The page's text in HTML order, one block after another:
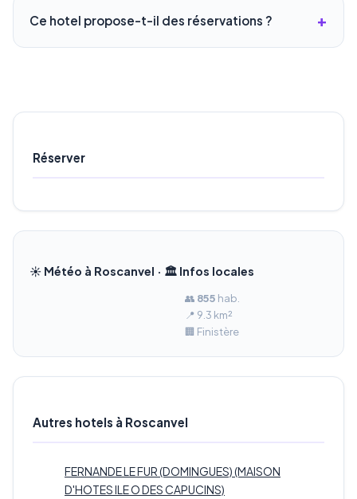
Ce hotel propose-t-il des réservations ?
Réserver
☀️ Météo à Roscanvel · 🏛️ Infos locales
👥 855 hab.
📍 9.3 km²
🏢 Finistère
Autres hotels à Roscanvel
FERNANDE LE FUR (DOMINGUES) (MAISON
D'HOTES ILE O DES CAPUCINS)